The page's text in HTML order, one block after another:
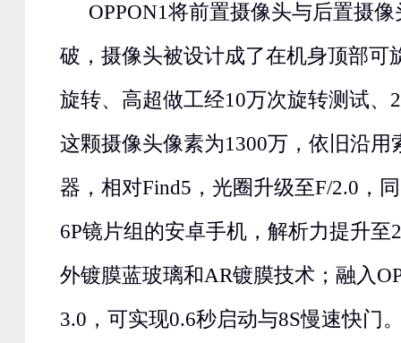
OPPON1将前置摄像头与后置摄
破，摄像头被设计成了在机身顶部可
旋转、高超做工经10万次旋转测试、
这颗摄像头像素为1300万，依旧沿用
器，相对Find5，光圈升级至F/2.0，
6P镜片组的安卓手机，解析力提升至
外镀膜蓝玻璃和AR镀膜技术；融入
3.0，可实现0.6秒启动与8S慢速快门